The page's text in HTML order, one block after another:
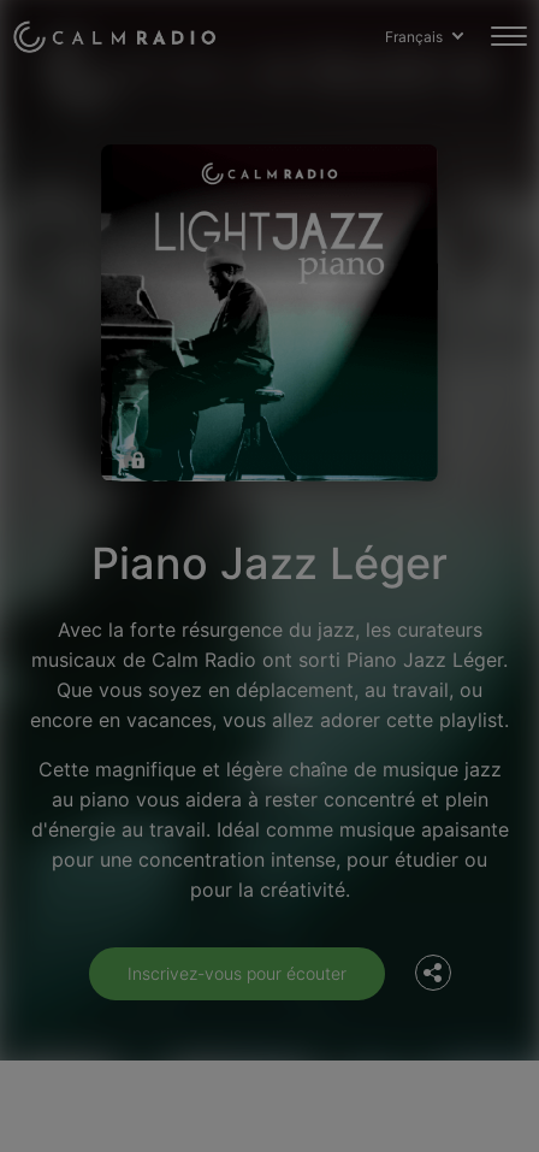
Français
Piano Jazz Léger
Avec la forte résurgence du jazz, les curateurs
musicaux de Calm Radio ont sorti Piano Jazz Léger.
Que vous soyez en déplacement, au travail, ou
encore en vacances, vous allez adorer cette playlist.
Cette magnifique et légère chaîne de musique jazz
au piano vous aidera à rester concentré et plein
d'énergie au travail. Idéal comme musique apaisante
pour une concentration intense, pour étudier ou
pour la créativité.
Inscrivez-vous pour écouter
Facebook